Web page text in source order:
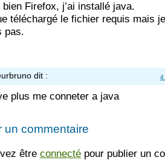
bien Firefox, j’ai installé java.
téléchargé le fichier requis mais
pas.
dit : 4
plus me conneter a java
un commentaire
être connecté pour publier un